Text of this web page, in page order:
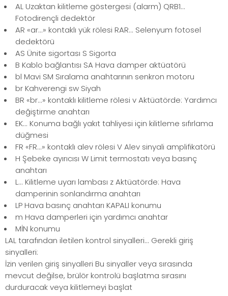
AL Uzaktan kilitleme göstergesi (alarm) QRB1...
Fotodirençli dedektör
AR «ar...» kontaklı yük rölesi RAR... Selenyum fotosel
dedektörü
AS Ünite sigortası S Sigorta
B Kablo bağlantısı SA Hava damper aktüatörü
bl Mavi SM Sıralama anahtarının senkron motoru
br Kahverengi sw Siyah
BR «br...» kontaklı kilitleme rölesi v Aktüatörde: Yardımcı
değiştirme anahtarı
EK... Konuma bağlı yakıt tahliyesi için kilitleme sıfırlama
düğmesi
FR «FR...» kontaklı alev rölesi V Alev sinyali amplifikatörü
H Şebeke ayırıcısı W Limit termostatı veya basınç
anahtarı
L... Kilitleme uyarı lambası z Aktüatörde: Hava
damperinin sonlandırma anahtarı
LP Hava basınç anahtarı KAPALI konumu
m Hava damperleri için yardımcı anahtar
MİN konumu
LAL tarafından iletilen kontrol sinyalleri... Gerekli giriş
sinyalleri:
İzin verilen giriş sinyalleri Bu sinyaller veya sırasında
mevcut değilse, brülör kontrolü başlatma sırasını
durduracak veya kilitlemeyi başlat